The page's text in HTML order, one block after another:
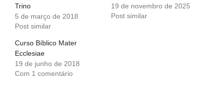
Trino
5 de março de 2018
Post similar
19 de novembro de 2025
Post similar
Curso Bíblico Mater
Ecclesiae
19 de junho de 2018
Com 1 comentário